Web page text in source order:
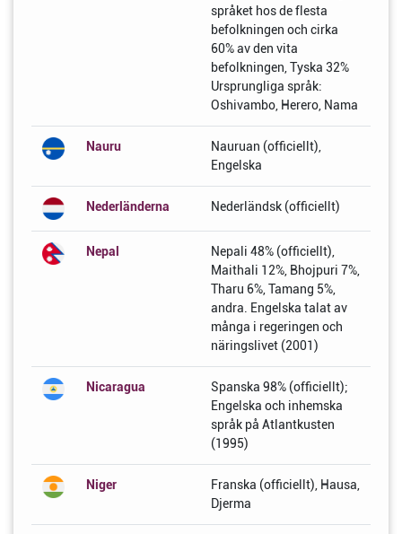
språket hos de flesta
befolkningen och cirka
60% av den vita
befolkningen, Tyska 32%
Ursprungliga språk:
Oshivambo, Herero, Nama
Nauru
Nauruan (officiellt),
Engelska
Nederländerna Nederländsk (officiellt)
Nepal
Nepali 48% (officiellt),
Maithali 12%, Bhojpuri 7%,
Tharu 6%, Tamang 5%,
andra. Engelska talat av
många i regeringen och
näringslivet (2001)
Nicaragua
Spanska 98% (officiellt);
Engelska och inhemska
språk på Atlantkusten
(1995)
Niger
Franska (officiellt), Hausa,
Djerma